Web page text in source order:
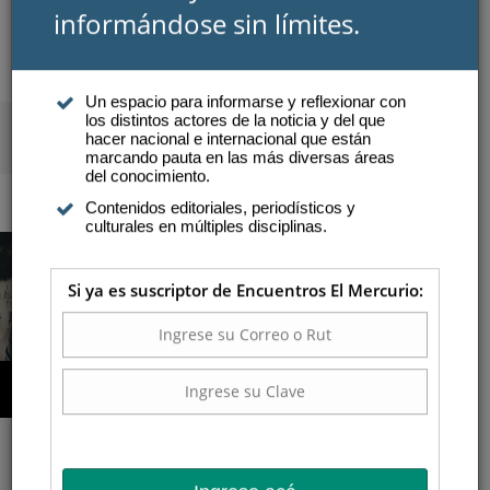
SUSCRIBIRSE INICIAR SESIÓN
Atención a suscriptores
COMPRAR AQUÍ
Voluntades anticipadas:
conversación necesaria sobre
informándose sin límites.
Un espacio para informarse y reflexionar con
los distintos actores de la noticia y del que
hacer nacional e internacional que están
marcando pauta en las más diversas áreas
Contenidos editoriales, periodísticos y
culturales en múltiples disciplinas.
Si ya es suscriptor de Encuentros El Mercurio: